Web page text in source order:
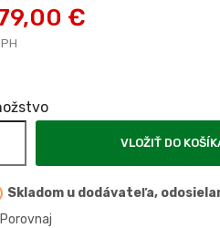
€
VLOŽIŤ DO
Skladom u dodávateľa,
Porovnaj